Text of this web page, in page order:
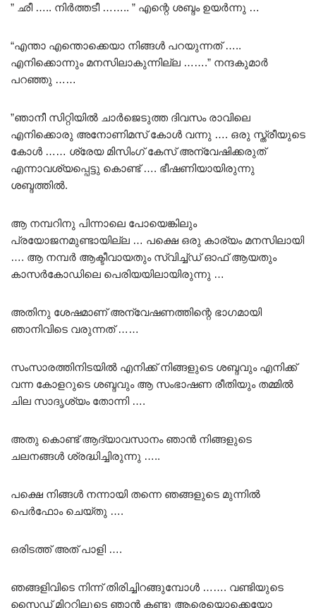
” ഛീ ….. നിർത്തടീ …….. ” എന്റെ ശബ്ദം ഉയർന്നു …
“എന്താ എന്തൊക്കെയാ നിങ്ങൾ പറയുന്നത് …..
എനിക്കൊന്നും മനസിലാകുന്നില്ല …….” നന്ദകുമാർ
പറഞ്ഞു ……
”ഞാനീ സിറ്റിയിൽ ചാർജെടുത്ത ദിവസം രാവിലെ
എനിക്കൊരു അനോണിമസ് കോൾ വന്നു …. ഒരു സ്ത്രീയുടെ
കോൾ …… ശ്രേയ മിസിംഗ് കേസ് അന്വേഷിക്കരുത്
എന്നാവശ്യപ്പെട്ടു കൊണ്ട് …. ഭീഷണിയായിരുന്നു
ശബ്ദത്തിൽ.
ആ നമ്പറിനു പിന്നാലെ പോയെങ്കിലും
പ്രയോജനമുണ്ടായില്ല … പക്ഷെ ഒരു കാര്യം മനസിലായി
…. ആ നമ്പർ ആക്ടീവായതും സ്വിച്ച്ഡ് ഓഫ് ആയതും
കാസർകോഡിലെ പെരിയയിലായിരുന്നു …
അതിനു ശേഷമാണ് അന്വേഷണത്തിന്റെ ഭാഗമായി
ഞാനിവിടെ വരുന്നത് ……
സംസാരത്തിനിടയിൽ എനിക്ക് നിങ്ങളുടെ ശബ്ദവും എനിക്ക്
വന്ന കോളറുടെ ശബ്ദവും ആ സംഭാഷണ രീതിയും തമ്മിൽ
ചില സാദൃശ്യം തോന്നി ….
അതു കൊണ്ട് ആദ്യാവസാനം ഞാൻ നിങ്ങളുടെ
ചലനങ്ങൾ ശ്രദ്ധിച്ചിരുന്നു …..
പക്ഷെ നിങ്ങൾ നന്നായി തന്നെ ഞങ്ങളുടെ മുന്നിൽ
പെർഫോം ചെയ്തു ….
ഒരിടത്ത് അത് പാളി ….
ഞങ്ങളിവിടെ നിന്ന് തിരിച്ചിറങ്ങുമ്പോൾ ……. വണ്ടിയുടെ
സൈഡ് മിററിലൂടെ ഞാൻ കണ്ടു ആരെയൊക്കെയോ